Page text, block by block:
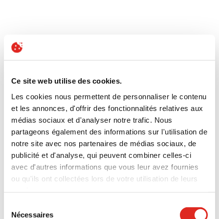
Ce site web utilise des cookies.
Les cookies nous permettent de personnaliser le contenu
et les annonces, d'offrir des fonctionnalités relatives aux
médias sociaux et d'analyser notre trafic. Nous
partageons également des informations sur l'utilisation de
notre site avec nos partenaires de médias sociaux, de
publicité et d'analyse, qui peuvent combiner celles-ci
avec d'autres informations que vous leur avez fournies
ou qu'ils ont collectées lors de votre utilisation de leurs
Mentions légales
Nécessaires